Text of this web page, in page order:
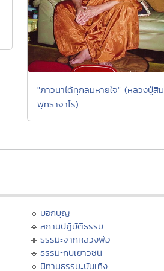
"ภาวนาได้ทุกลมหายใจ" (หลวงปู่สิม
พุทธาจาโร)
บอกบุญ
สถานปฏิบัติธรรม
ธรรมะจากหลวงพ่อ
ธรรมะกับเยาวชน
นิทานธรรมะบันเทิง